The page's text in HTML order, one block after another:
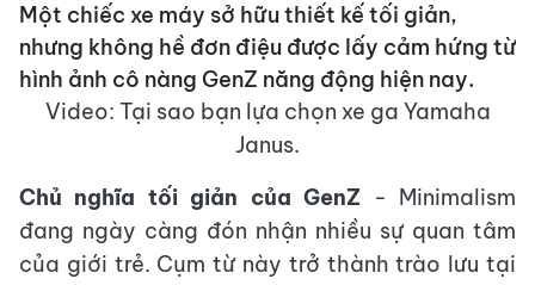
Một chiếc xe máy sở hữu thiết kế tối giản,
nhưng không hề đơn điệu được lấy cảm hứng từ
hình ảnh cô nàng GenZ năng động hiện nay.
Video: Tại sao bạn lựa chọn xe ga Yamaha
Janus.
Chủ nghĩa tối giản của GenZ - Minimalism
đang ngày càng đón nhận nhiều sự quan tâm
của giới trẻ. Cụm từ này trở thành trào lưu tại